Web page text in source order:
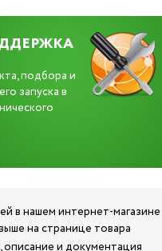
подбора и
запуска в
в нашем интернет-магазине
на странице товара
описание и документация